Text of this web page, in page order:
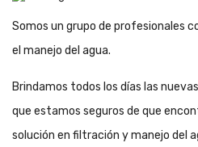
Somos un grupo de profesionales
el manejo del agua.
Brindamos todos los días las
que estamos seguros de que
solución en filtración y manejo del